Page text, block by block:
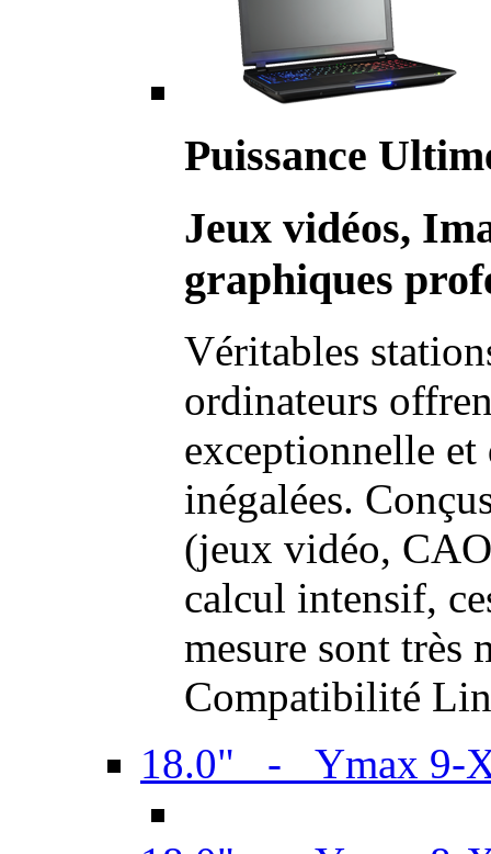
Puissance
Jeux vidéos,
graphiques
Véritables
ordinateurs
exceptionnelle et
inégalées.
(jeux vidéo,
calcul intensif,
mesure sont très
Compatibilité
18.0" - Ymax 9-